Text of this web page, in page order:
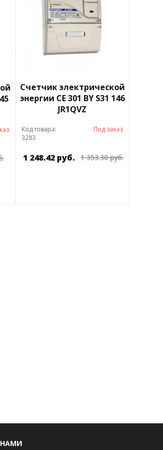
Счетчик электрической
энергии СЕ 301 BY S31 146
JR1QVZ
Код товара:
3283
Под заказ
1 248.42 руб. 1 353.30 руб.
НАМИ